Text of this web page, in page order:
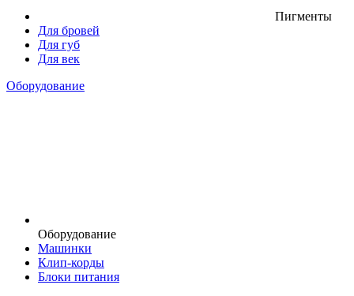
Пигменты
Для бровей
Для губ
Для век
Оборудование
Оборудование
Машинки
Клип-корды
Блоки питания